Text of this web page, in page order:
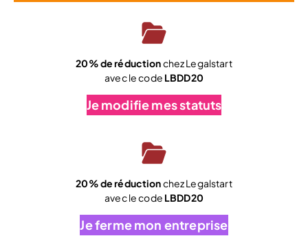
20% de réductionchez Legalstart
avec le code LBDD20
Je modifie mes statuts
20% de réductionchez Legalstart
avec le code LBDD20
Je ferme mon entreprise